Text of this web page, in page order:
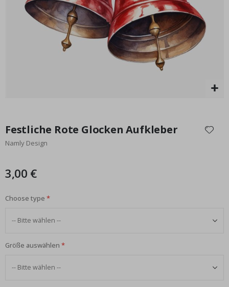
Special
Price
17,00 €
der
Bildgalerie
Festliche Rote Glocken Aufkleber
Namly Design
3,00 €
Choose type
Größe auswählen